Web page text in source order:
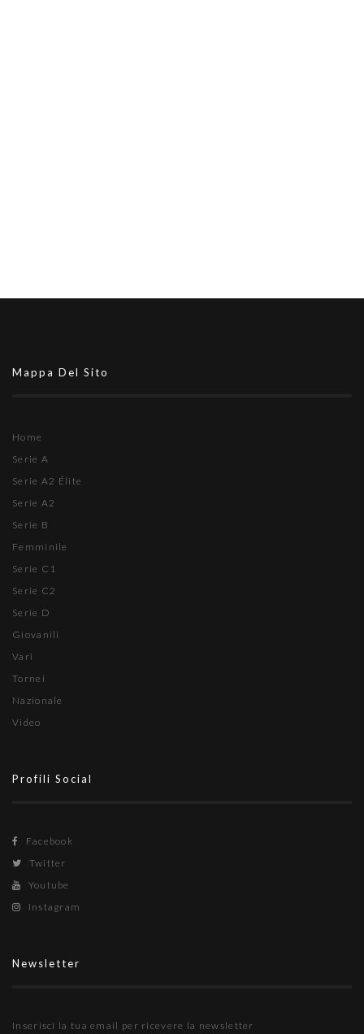
Mappa Del Sito
Home
Serie A
Serie A2 Élite
Serie A2
Serie B
Femminile
Serie C1
Serie C2
Serie D
Giovanili
Vari
Tornei
Nazionale
Video
Profili Social
Facebook
Twitter
Youtube
Instagram
Newsletter
Inserisci la tua email per ricevere la newsletter